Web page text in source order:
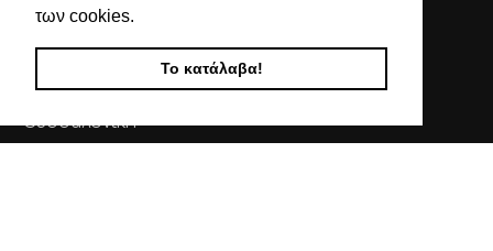
των cookies.
Το κατάλαβα!
ΣΤΟΙΧΕΙΑ ΕΠΙΚΟΙΝΩΝΙΑΣ
Χαλκιδικής 19, 546 43,
Θεσσαλονίκη